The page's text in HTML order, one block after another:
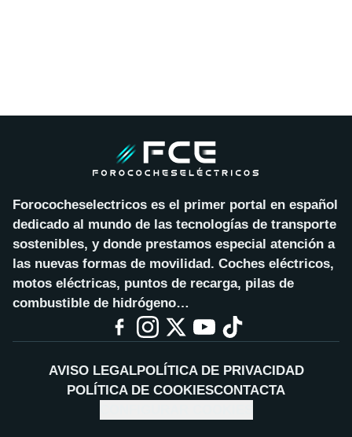
Forococheselectricos es el primer portal en español
dedicado al mundo de las tecnologías de transporte
sostenibles, y donde prestamos especial atención a
las nuevas formas de movilidad. Coches eléctricos,
motos eléctricas, puntos de recarga, pilas de
combustible de hidrógeno…
AVISO LEGALPOLÍTICA DE PRIVACIDAD
POLÍTICA DE COOKIESCONTACTA